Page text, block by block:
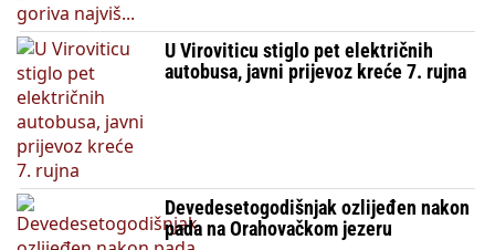
U Viroviticu stiglo pet električnih
autobusa, javni prijevoz kreće 7. rujna
Devedesetogodišnjak ozlijeđen nakon
pada na Orahovačkom jezeru